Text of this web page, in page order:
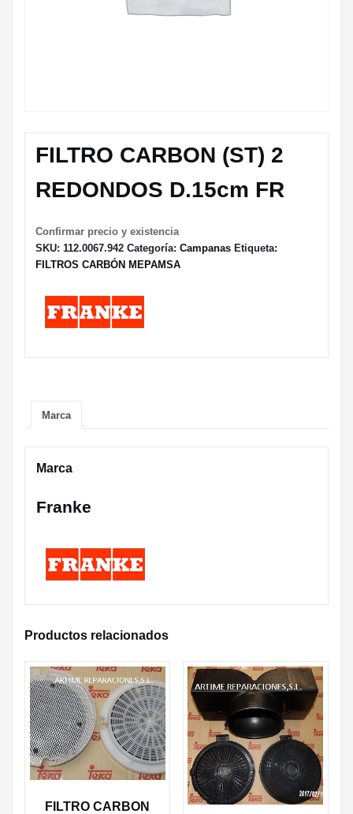
FILTRO CARBON (ST) 2
REDONDOS D.15cm FR
Confirmar precio y existencia
SKU: 112.0067.942 Categoría: Campanas Etiqueta:
FILTROS CARBÓN MEPAMSA
Marca
Marca
Franke
Productos relacionados
FILTRO CARBON